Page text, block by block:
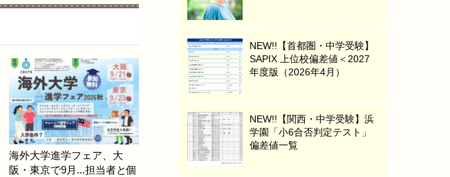
海外大学進学フェア、大
阪・東京で9月...担当者と個
NEW!!【首都圏・中学受験】
SAPIX 上位校偏差値＜2027
年度版（2026年4月）
NEW!!【関西・中学受験】浜
学園「小6合否判定テスト」
偏差値一覧